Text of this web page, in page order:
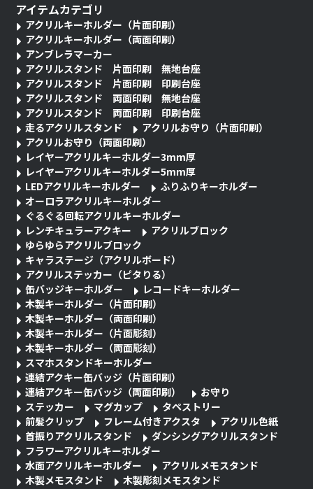
アイテムカテゴリ
アクリルキーホルダー（片面印刷）
アクリルキーホルダー（両面印刷）
アンブレラマーカー
アクリルスタンド 片面印刷 無地台座
アクリルスタンド 片面印刷 印刷台座
アクリルスタンド 両面印刷 無地台座
アクリルスタンド 両面印刷 印刷台座
走るアクリルスタンド
アクリルお守り（片面印刷）
アクリルお守り（両面印刷）
レイヤーアクリルキーホルダー3mm厚
レイヤーアクリルキーホルダー5mm厚
LEDアクリルキーホルダー
ふりふりキーホルダー
オーロラアクリルキーホルダー
ぐるぐる回転アクリルキーホルダー
レンチキュラーアクキー
アクリルブロック
ゆらゆらアクリルブロック
キャラステージ（アクリルボード）
アクリルステッカー（ピタりる）
缶バッジキーホルダー
レコードキーホルダー
木製キーホルダー（片面印刷）
木製キーホルダー（両面印刷）
木製キーホルダー（片面彫刻）
木製キーホルダー（両面彫刻）
スマホスタンドキーホルダー
連結アクキー缶バッジ（片面印刷）
連結アクキー缶バッジ（両面印刷）
お守り
ステッカー
マグカップ
タペストリー
前髪クリップ
フレーム付きアクスタ
アクリル色紙
首振りアクリルスタンド
ダンシングアクリルスタンド
フラワーアクリルキーホルダー
水面アクリルキーホルダー
アクリルメモスタンド
木製メモスタンド
木製彫刻メモスタンド